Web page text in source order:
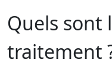
Quels sont
traitement